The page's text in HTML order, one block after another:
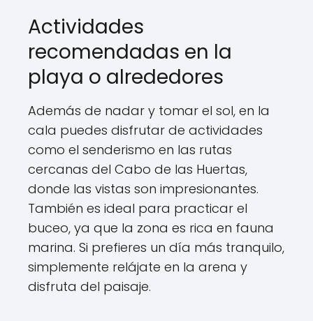
Actividades
recomendadas en la
playa o alrededores
Además de nadar y tomar el sol, en la
cala puedes disfrutar de actividades
como el senderismo en las rutas
cercanas del Cabo de las Huertas,
donde las vistas son impresionantes.
También es ideal para practicar el
buceo, ya que la zona es rica en fauna
marina. Si prefieres un día más tranquilo,
simplemente relájate en la arena y
disfruta del paisaje.